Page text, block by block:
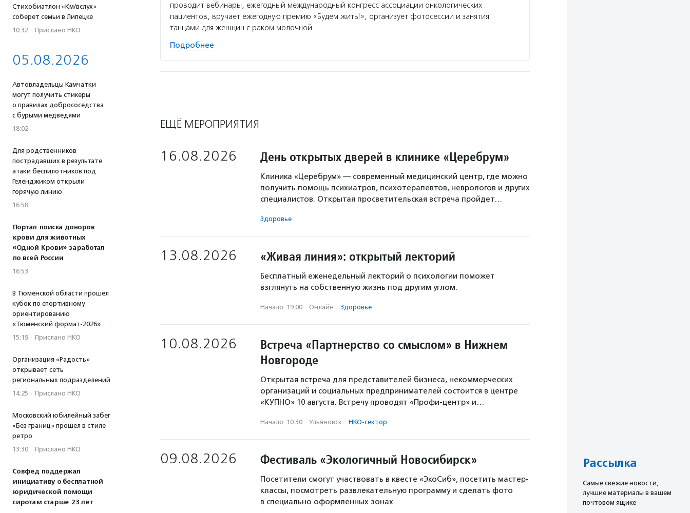
Стихобиатлон «Км/вслух»
соберет семьи в Липецке
10:32 · Прислано НКО
05.08.2026
Автовладельцы Камчатки
могут получить стикеры
о правилах добрососедства
с бурыми медведями
18:02
Для родственников
пострадавших в результате
атаки беспилотников под
Геленджиком открыли
горячую линию
16:58
Портал поиска доноров
крови для животных
«Одной Крови» заработал
по всей России
16:53
В Тюменской области прошел
кубок по спортивному
ориентированию
«Тюменский формат-2026»
15:19 · Прислано НКО
Организация «Радость»
открывает сеть
региональных подразделений
14:25 · Прислано НКО
Московский юбилейный забег
«Без границ» прошел в стиле
ретро
13:30 · Прислано НКО
Совфед поддержал
инициативу о бесплатной
юридической помощи
сиротам старше 23 лет
проводит вебинары, ежегодный международный конгресс ассоциации онкологических
пациентов, вручает ежегодную премию «Будем жить!», организует фотосессии и занятия
танцами для женщин с раком молочной…
Подробнее
ЕЩЁ МЕРОПРИЯТИЯ
16.08.2026 День открытых дверей в клинике «Церебрум»
Клиника «Церебрум» — современный медицинский центр, где можно
получить помощь психиатров, психотерапевтов, неврологов и других
специалистов. Открытая просветительская встреча пройдет…
Здоровье
13.08.2026 «Живая линия»: открытый лекторий
Бесплатный еженедельный лекторий о психологии поможет
взглянуть на собственную жизнь под другим углом.
Начало: 19:00 · Онлайн · Здоровье
10.08.2026
Встреча «Партнерство со смыслом» в Нижнем
Новгороде
Открытая встреча для представителей бизнеса, некоммерческих
организаций и социальных предпринимателей состоится в центре
«КУПНО» 10 августа. Встречу проводят «Профи-центр» и…
Начало: 10:30 · Ульяновск · НКО-сектор
09.08.2026 Фестиваль «Экологичный Новосибирск»
Посетители смогут участвовать в квесте «ЭкоСиб», посетить мастер-
классы, посмотреть развлекательную программу и сделать фото
в специально оформленных зонах.
Рассылка
Cамые свежие новости,
лучшие материалы в вашем
почтовом ящике